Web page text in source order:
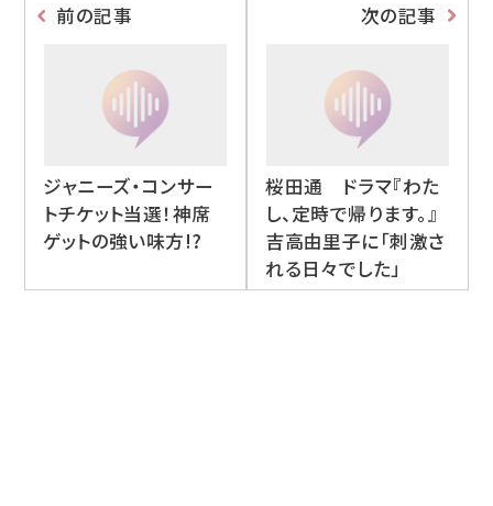
前の記事
ジャニーズ・コンサー
トチケット当選！神席
ゲットの強い味方!?
次の記事
桜田通 ドラマ『わた
し、定時で帰ります。』
吉高由里子に「刺激さ
れる日々でした」